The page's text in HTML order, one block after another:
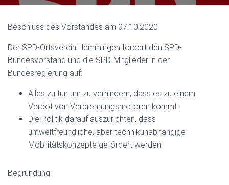
Beschluss des Vorstandes am 07.10.2020
Der SPD-Ortsverein Hemmingen fordert den SPD-
Bundesvorstand und die SPD-Mitglieder in der
Bundesregierung auf:
Alles zu tun um zu verhindern, dass es zu einem
Verbot von Verbrennungsmotoren kommt
Die Politik darauf auszurichten, dass
umweltfreundliche, aber technikunabhängige
Mobilitätskonzepte gefördert werden
Begründung: